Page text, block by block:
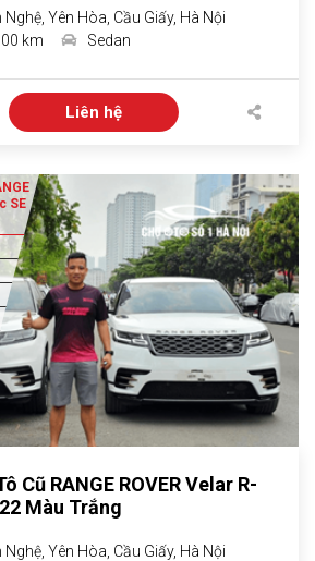
Yên Hòa, Cầu Giấy, Hà Nội
km Sedan
Liên hệ
SE
Cũ RANGE ROVER Velar R-
Màu Trắng
Yên Hòa, Cầu Giấy, Hà Nội